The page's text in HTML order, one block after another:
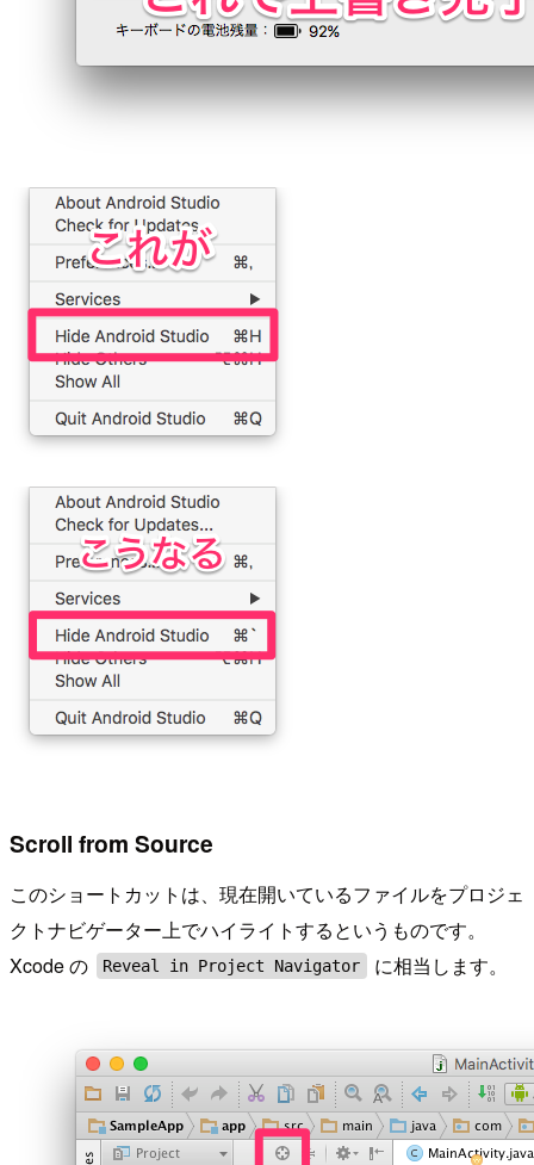
Scroll from Source
このショートカットは、現在開いているファイルをプロジェ
クトナビゲーター上でハイライトするというものです。
Xcode の
Reveal in Project Navigator に相当します。